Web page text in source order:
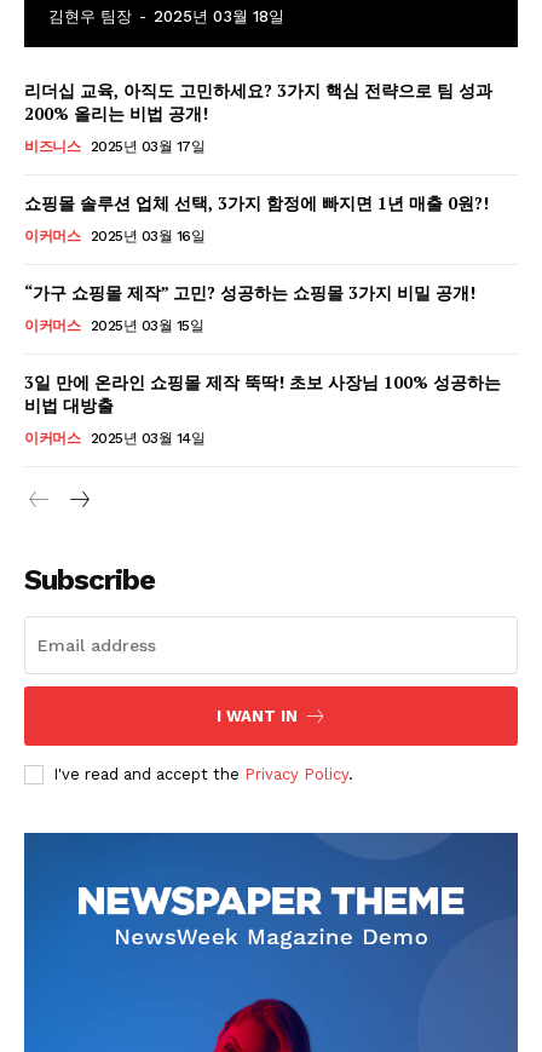
GB leader
Company
회사소개
구독 플랜
마이페이지
개인정보취급방침
청소년보호정책
김현우 팀장 - 2025년 03월 18일
리더십 교육, 아직도 고민하세요? 3가지 핵심 전략으로 팀 성과
200% 올리는 비법 공개!
비즈니스 2025년 03월 17일
쇼핑몰 솔루션 업체 선택, 3가지 함정에 빠지면 1년 매출 0원?!
이커머스 2025년 03월 16일
“가구 쇼핑몰 제작” 고민? 성공하는 쇼핑몰 3가지 비밀 공개!
이커머스 2025년 03월 15일
3일 만에 온라인 쇼핑몰 제작 뚝딱! 초보 사장님 100% 성공하는
비법 대방출
이커머스 2025년 03월 14일
Subscribe
I WANT IN
I've read and accept the Privacy Policy.